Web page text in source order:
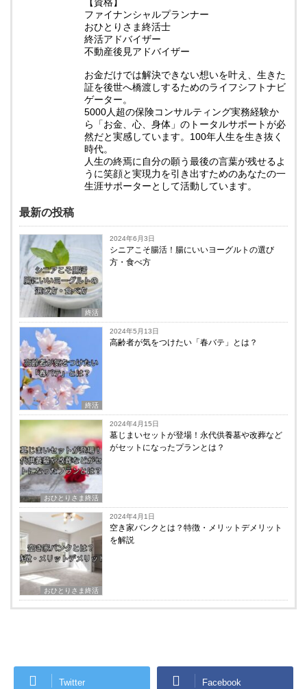
ファイナンシャルプランナー
おひとりさま終活士
終活アドバイザー
不動産後見アドバイザー
お金だけでは解決できない想いを叶え、生きた
証を後世へ橋渡しするためのライフシフトナビ
ゲーター。
5000人超の保険コンサルティング実務経験か
ら「お金、心、身体」のトータルサポートが必
然だと実感しています。100年人生を生き抜く
時代。
人生の終焉に自分の願う最後の言葉が残せるよ
うに笑顔と実現力を引き出すためのあなたの一
生涯サポーターとして活動しています。
最新の投稿
終活
2024年6月3日
シニアこそ腸活！腸にいいヨーグルトの選び
方・食べ方
終活
2024年5月13日
高齢者が気をつけたい「春バテ」とは？
おひとりさま終活
2024年4月15日
墓じまいセットが登場！永代供養墓や改葬など
がセットになったプランとは？
おひとりさま終活
2024年4月1日
空き家バンクとは？特徴・メリットデメリット
を解説
Twitter Facebook